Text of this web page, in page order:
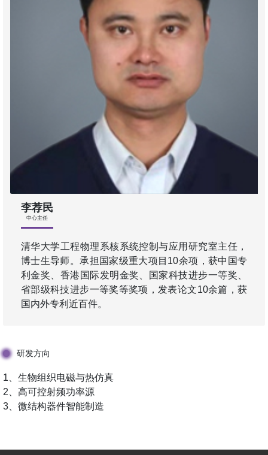
李荐民
中心主任
清华大学工程物理系核系统控制与应用研究室主任，
博士生导师。承担国家级重大项目10余项，获中国专
利金奖、香港国际发明金奖、国家科技进步一等奖、
省部级科技进步一等奖等奖项，发表论文10余篇，获
国内外专利近百件。
研发方向
1、生物组织电磁与热仿真
2、高可控射频功率源
3、微结构器件智能制造